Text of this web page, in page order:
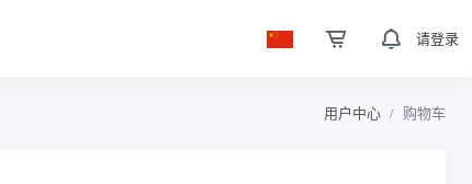
请登录
用户中心 购物车